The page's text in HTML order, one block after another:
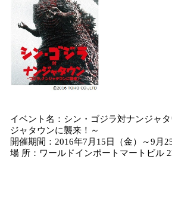
イベント名：シン・ゴジラ対ナンジャ
ジャタウンに襲来！～
開催期間：2016年7月15日（金）～9月
場 所：ワールドインポートマートビル